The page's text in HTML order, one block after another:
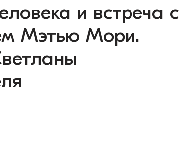
и встреча с
Мэтью Мори.